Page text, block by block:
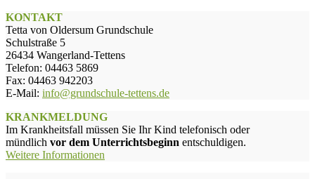
KONTAKT
Tetta von Oldersum Grundschule
Schulstraße 5
26434 Wangerland-Tettens
Telefon: 04463 5869
Fax: 04463 942203
E-Mail: info@grundschule-tettens.de
KRANKMELDUNG
Im Krankheitsfall müssen Sie Ihr Kind telefonisch oder
mündlich vor dem Unterrichtsbeginn entschuldigen.
Weitere Informationen